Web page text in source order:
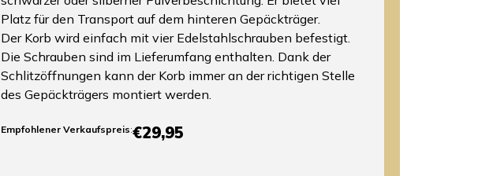
Platz für den Transport auf dem hinteren Gepäckträger.
Der Korb wird einfach mit vier Edelstahlschrauben befestigt.
Die Schrauben sind im Lieferumfang enthalten. Dank der
Schlitzöffnungen kann der Korb immer an der richtigen Stelle
des Gepäckträgers montiert werden.
Empfohlener Verkaufspreis:€29,95